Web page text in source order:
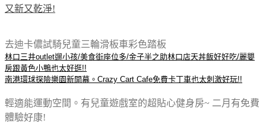
又新又乾淨!
去迪卡儂試騎兒童三輪滑板車彩色踏板
林口三井outlet遛小孩/美食街座位多/金子半之助林口店天丼飯好好吃/麗嬰
房跟黃色小鴨也太好逛!!
南港環球探險樂園新開幕。Crazy Cart Cafe免費卡丁車也太刺激好玩!!
輕適能運動空間。有兒童遊戲室的超貼心健身房~ 二月有免費
體驗好康!